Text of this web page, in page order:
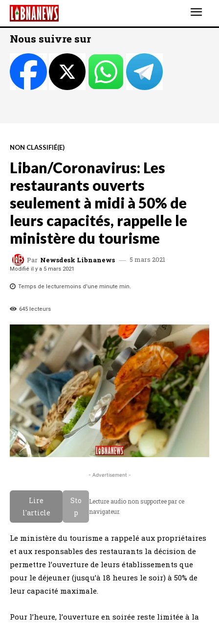
Nous suivre sur
NON CLASSIFIÉ(E)
Liban/Coronavirus: Les
restaurants ouverts
seulement à midi à 50% de
leurs capacités, rappelle le
ministère du tourisme
Par Newsdesk Libnanews 5 mars 2021
Modifié il y a 5 mars 2021
Temps de lecturemoins d'une minute min.
645 lecteurs
- Advertisement -
Lire
l'article
Sto
p
Lecture audio non supportee par ce
navigateur.
Le ministère du tourisme a rappelé aux propriétaires
et aux responsables des restaurants la décision de
permettre l’ouverture de leurs établissements que
pour le déjeuner (jusqu’à 18 heures le soir) à 50% de
leur capacité maximale.
Pour l’heure, l’ouverture en soirée reste limitée à la